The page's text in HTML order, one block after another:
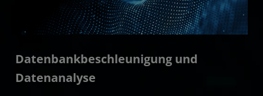
Datenbankbeschleunigung und
Datenanalyse